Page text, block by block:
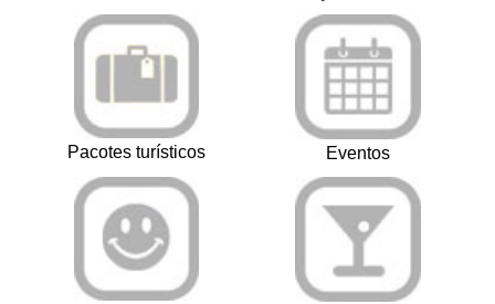
Pacotes turísticos Eventos